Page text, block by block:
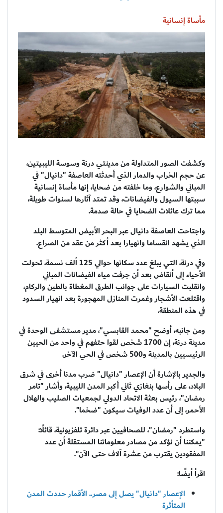
مأساة إنسانية
وكشفت الصور المتداولة من مدينتي درنة وسوسة الليبيتين،
عن حجم الخراب والدمار الذي أحدثته العاصفة "دانيال" في
المباني والشوارع، وما خلفته من ضحايا، إنها مأساة إنسانية
سببتها السيول والفيضانات، وقد تمتد آثارها لسنوات طويلة،
مما ترك عائلات الضحايا في حالة صدمة.
واجتاحت العاصفة دانيال عبر البحر الأبيض المتوسط البلد
الذي يشهد انقساما وانهيارا بعد أكثر من عقد من الصراع.
وفي درنة، التي يبلغ عدد سكانها حوالي 125 ألف نسمة، تحولت
الأحياء إلى أنقاض بعد أن جرفت مياه الفيضانات المباني
وانقلبت السيارات على جوانب الطرق المغطاة بالطين والركام،
واقتلعت الأشجار وغمرت المنازل المهجورة بعد انهيار السدود
في هذه المنطقة.
ومن جانبه، أوضح "محمد القابسي"، مدير مستشفى الوحدة في
مدينة درنة، إن 1700 شخص لقوا حتفهم في واحد من الحيين
الرئيسيين بالمدينة و500 شخص في الحي الآخر.
والجدير بالإشارة أن الإعصار "دانيال" ضرب مدنا أخرى في شرق
البلاد، على رأسها بنغازي ثاني أكبر المدن الليبية، وأشار "تامر
رمضان"، رئيس بعثة الاتحاد الدولي لجمعيات الصليب والهلال
الأحمر، إلى أن عدد الوفيات سيكون "ضخما".
واستطرد "رمضان"، للصحافيين عبر دائرة تلفزيونية، قائلًا:
"يمكننا أن نؤكد من مصادر معلوماتنا المستقلة أن عدد
المفقودين يقترب من عشرة آلاف حتى الآن".
اقرأ أيضًا:
الإعصار "دانيال" يصل إلى مصر.. الأقمار حددت المدن
المتأثرة